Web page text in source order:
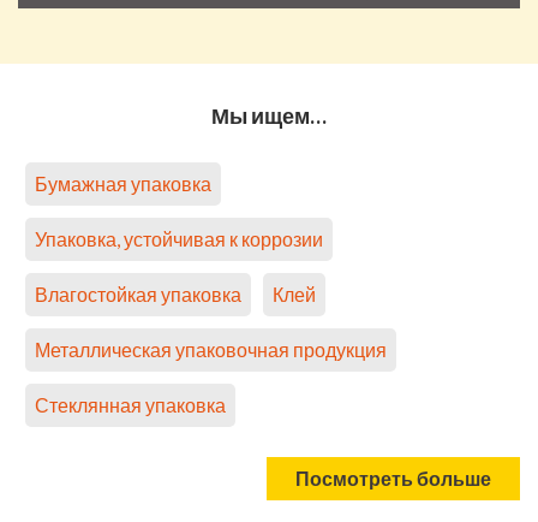
Мы ищем…
Бумажная упаковка
Упаковка, устойчивая к коррозии
Влагостойкая упаковка Клей
Металлическая упаковочная продукция
Стеклянная упаковка
Посмотреть больше